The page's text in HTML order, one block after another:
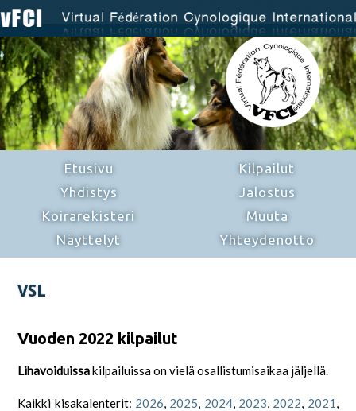
Etusivu
Yhdistys
Koirarekisteri
Näyttelyt
Kilpailut
Jalostus
Muuta
Yhteydenotto
VSL
Vuoden 2022 kilpailut
Lihavoiduissakilpailuissa on vielä osallistumisaikaa jäljellä.
Kaikki kisakalenterit: 2026 2025 2024, 2023 2022 2021